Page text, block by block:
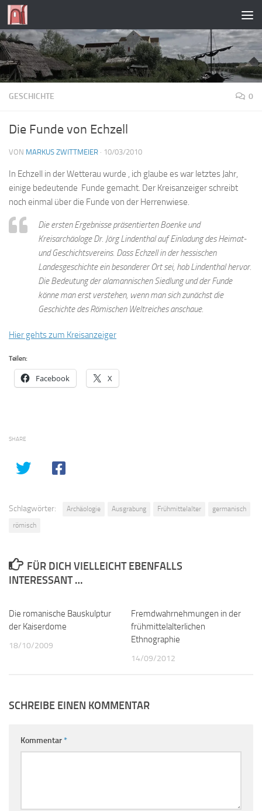
Zum Inhalt springen
GESCHICHTE 0
Die Funde von Echzell
VON MARKUS ZWITTMEIER · 10/03/2010
In Echzell in der Wetterau wurde , ich glaube es war letztes Jahr,
einige bedeutende Funde gemacht. Der Kreisanzeiger schreibt
noch einmal über die Funde von der Herrenwiese.
Die ersten Ergebnisse präsentierten Boenke und
Kreisarchäologe Dr. Jörg Lindenthal auf Einladung des Heimat-
und Geschichtsvereins. Dass Echzell in der hessischen
Landesgeschichte ein besonderer Ort sei, hob Lindenthal hervor.
Die Bedeutung der alamannischen Siedlung und der Funde
könne man erst verstehen, wenn man sich zunächst die
Geschichte des Römischen Weltreiches anschaue.
Hier gehts zum Kreisanzeiger
Teilen:
Facebook X
SHARE
Schlagwörter: Archäologie Ausgrabung Frühmittelalter
germanisch
römisch
FÜR DICH VIELLEICHT EBENFALLS
INTERESSANT …
Die romanische Bauskulptur
der Kaiserdome
18/10/2009
Fremdwahrnehmungen in der
frühmittelalterlichen
Ethnographie
14/09/2012
SCHREIBE EINEN KOMMENTAR
Kommentar*